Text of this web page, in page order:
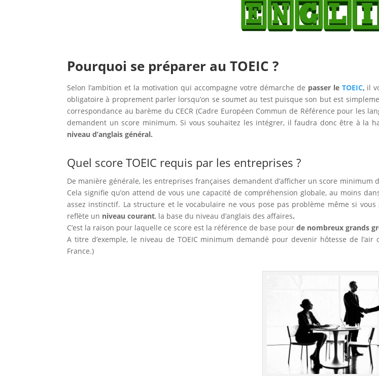
Pourquoi se préparer au TOEIC ?
Selon l’ambition et la motivation qui accompagne votre démarche de passer le TOEIC, il
obligatoire à proprement parler lorsqu’on se soumet au test puisque son but est
correspondance au barème du CECR (Cadre Européen Commun de Référence pour les
demandent un score minimum. Si vous souhaitez les intégrer, il faudra donc être à la
niveau d’anglais général.
Quel score TOEIC requis par les entreprises ?
De manière générale, les entreprises françaises demandent d’afficher un score minimum
Cela signifie qu’on attend de vous une capacité de compréhension globale, au moins
assez instinctif. La structure et le vocabulaire ne vous pose pas problème même si
reflète un niveau courant, la base du niveau d’anglais des affaires.
C’est la raison pour laquelle ce score est la référence de base pour de nombreux grands
A titre d’exemple, le niveau de TOEIC minimum demandé pour devenir hôtesse de
France.)